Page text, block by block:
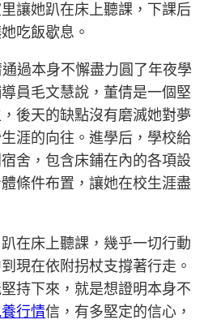
讓她趴在床上聽課，下課后
吃飯歇息。
過本身不懈盡力圓了年夜學
員毛文慧說，董倩是一個堅
後天的缺點沒有磨滅她對夢
涯的向往。進學后，學校給
舍，包含床鋪在內的各項設
條件布置，讓她在校生涯盡
在床上聽課，幾乎一切行動
現在依附拐杖支撐著行走。
持下來，就是想證明本身不
行情信，有多堅定的信心，